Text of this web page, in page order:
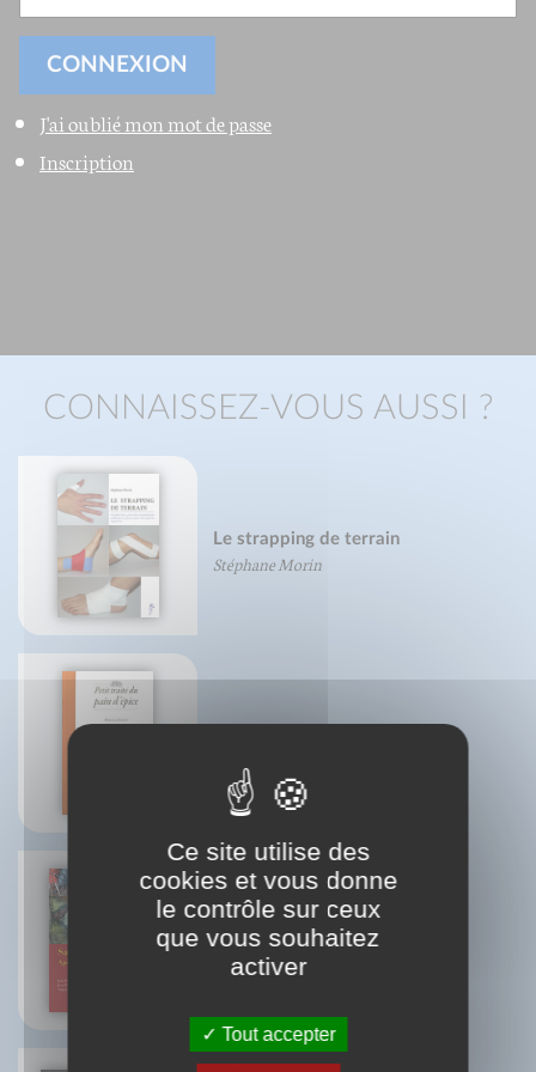
J'ai oublié mon mot de passe
Inscription
CONNAISSEZ-VOUS AUSSI ?
Le strapping de terrain
Stéphane Morin
Sainte Marie-Madeleine
Jean-François Froger
Jean-Michel Sanchez
Ce site utilise des
cookies et vous donne
le contrôle sur ceux
que vous souhaitez
activer
Tout accepter